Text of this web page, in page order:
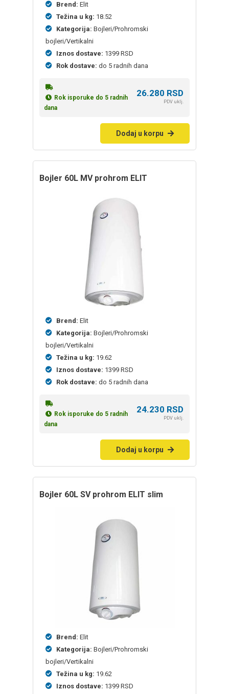
Brend: Elit
Težina u kg: 18.52
Kategorija: Bojleri/Prohromski
bojleri/Vertikalni
Iznos dostave: 1399 RSD
Rok dostave: do 5 radnih dana
Rok isporuke do 5 radnih
dana
26.280 RSD
PDV uklj.
Dodaj u korpu
bojler 60L MV prohrom ELIT
Brend: Elit
Kategorija: Bojleri/Prohromski
bojleri/Vertikalni
Težina u kg: 19.62
Iznos dostave: 1399 RSD
Rok dostave: do 5 radnih dana
Rok isporuke do 5 radnih
dana
24.230 RSD
PDV uklj.
Dodaj u korpu
bojler 60L SV prohrom ELIT slim
Brend: Elit
Kategorija: Bojleri/Prohromski
bojleri/Vertikalni
Težina u kg: 19.62
Iznos dostave: 1399 RSD